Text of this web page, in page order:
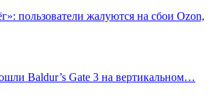
пользователи жалуются на сбои Ozon,
Baldur’s Gate 3 на вертикальном…